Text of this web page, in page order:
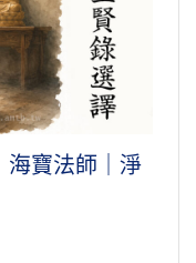
海寶法師｜淨